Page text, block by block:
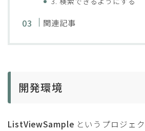
関連記事
開発環境
ListViewSample というプロジェ